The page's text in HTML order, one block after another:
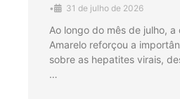
• 31 de julho de 2026
Ao longo do mês de julho,
Amarelo reforçou a
sobre as hepatites virais,
…